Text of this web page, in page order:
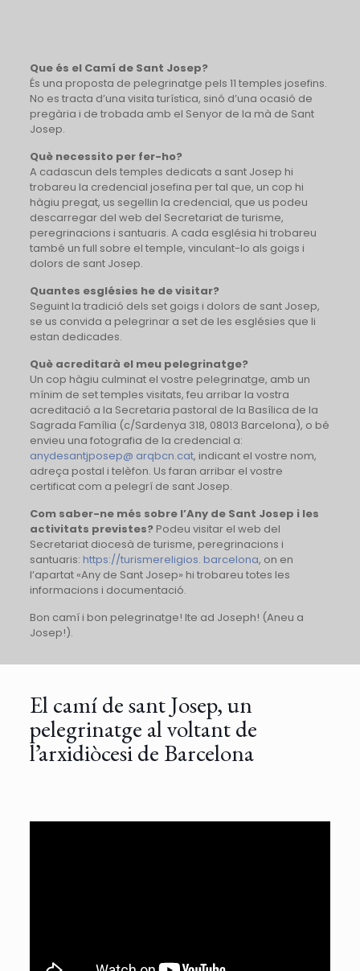
Que és el Camí de Sant Josep?
És una proposta de pelegrinatge pels 11 temples josefins.
No es tracta d’una visita turística, sinó d’una ocasió de
pregària i de trobada amb el Senyor de la mà de Sant
Josep.
Què necessito per fer-ho?
A cadascun dels temples dedicats a sant Josep hi
trobareu la credencial josefina per tal que, un cop hi
hàgiu pregat, us segellin la credencial, que us podeu
descarregar del web del Secretariat de turisme,
peregrinacions i santuaris. A cada església hi trobareu
també un full sobre el temple, vinculant-lo als goigs i
dolors de sant Josep.
Quantes esglésies he de visitar?
Seguint la tradició dels set goigs i dolors de sant Josep,
se us convida a pelegrinar a set de les esglésies que li
estan dedicades.
Què acreditarà el meu pelegrinatge?
Un cop hàgiu culminat el vostre pelegrinatge, amb un
mínim de set temples visitats, feu arribar la vostra
acreditació a la Secretaria pastoral de la Basílica de la
Sagrada Família (c/Sardenya 318, 08013 Barcelona), o bé
envieu una fotografia de la credencial a:
anydesantjposep@ arqbcn.cat, indicant el vostre nom,
adreça postal i telèfon. Us faran arribar el vostre
certificat com a pelegrí de sant Josep.
Com saber-ne més sobre l’Any de Sant Josep i les
activitats previstes? Podeu visitar el web del
Secretariat diocesà de turisme, peregrinacions i
santuaris: https://turismereligios. barcelona, on en
l’apartat «Any de Sant Josep» hi trobareu totes les
informacions i documentació.
Bon camí i bon pelegrinatge! Ite ad Joseph! (Aneu a
Josep!).
El camí de sant Josep, un
pelegrinatge al voltant de
l’arxidiòcesi de Barcelona